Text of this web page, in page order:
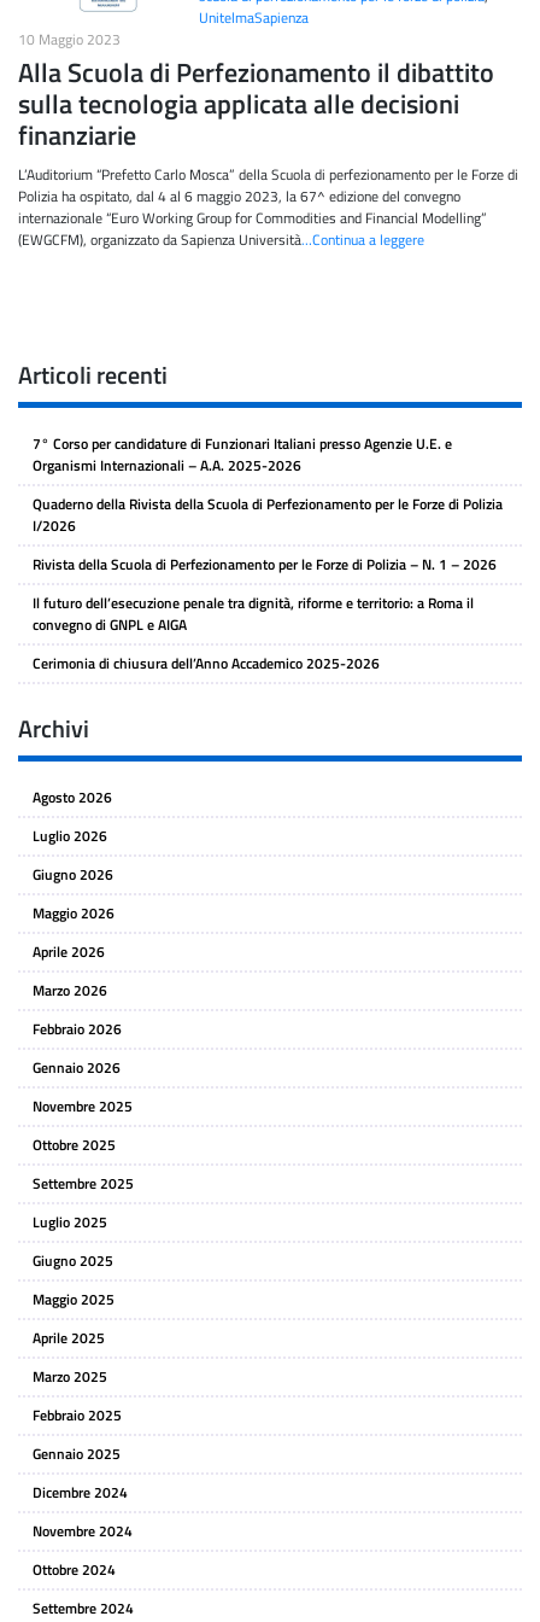
UnitelmaSapienza
10 Maggio 2023
Alla Scuola di Perfezionamento il dibattito
sulla tecnologia applicata alle decisioni
finanziarie
L’Auditorium “Prefetto Carlo Mosca” della Scuola di perfezionamento per le Forze di
Polizia ha ospitato, dal 4 al 6 maggio 2023, la 67^ edizione del convegno
internazionale “Euro Working Group for Commodities and Financial Modelling”
(EWGCFM), organizzato da Sapienza Università…Continua a leggere
Articoli recenti
7° Corso per candidature di Funzionari Italiani presso Agenzie U.E. e
Organismi Internazionali – A.A. 2025-2026
Quaderno della Rivista della Scuola di Perfezionamento per le Forze di Polizia
I/2026
Rivista della Scuola di Perfezionamento per le Forze di Polizia – N. 1 – 2026
Il futuro dell’esecuzione penale tra dignità, riforme e territorio: a Roma il
convegno di GNPL e AIGA
Cerimonia di chiusura dell’Anno Accademico 2025-2026
Archivi
Agosto 2026
Luglio 2026
Giugno 2026
Maggio 2026
Aprile 2026
Marzo 2026
Febbraio 2026
Gennaio 2026
Novembre 2025
Ottobre 2025
Settembre 2025
Luglio 2025
Giugno 2025
Maggio 2025
Aprile 2025
Marzo 2025
Febbraio 2025
Gennaio 2025
Dicembre 2024
Novembre 2024
Ottobre 2024
Settembre 2024